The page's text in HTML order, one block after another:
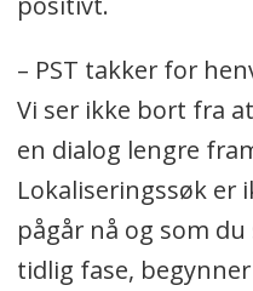
– PST takker for
Vi ser ikke bort fra
en dialog lengre
Lokaliseringssøk er
pågår nå og som du
tidlig fase,